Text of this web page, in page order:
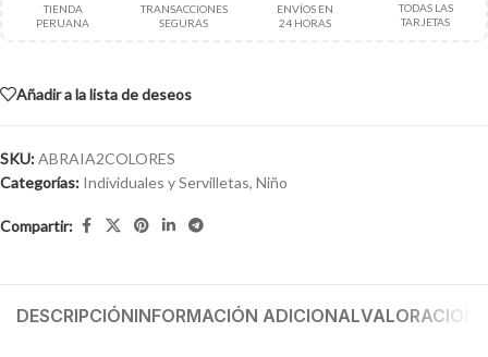
TIENDA
PERUANA
TRANSACCIONES
SEGURAS
ENVÍOS EN
24 HORAS
TODAS LAS
TARJETAS
Añadir a la lista de deseos
SKU:ABRAIA2COLORES
Categorías: Individuales y Servilletas, Niño
Compartir:
DESCRIPCIÓNINFORMACIÓN ADICIONAL